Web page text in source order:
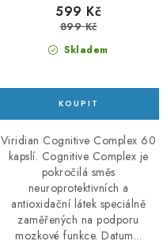
Skladem
599 Kč
899 Kč
Viridian Cognitive Complex 60
kapslí. Cognitive Complex je
pokročilá směs
neuroprotektivních a
antioxidační látek speciálně
zaměřených na podporu
mozkové funkce. Datum...